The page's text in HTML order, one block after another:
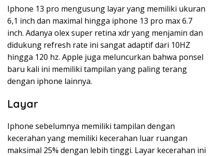
Iphone 13 pro mengusung layar yang memiliki ukuran
6,1 inch dan maximal hingga iphone 13 pro max 6.7
inch. Adanya olex super retina xdr yang menjamin dan
didukung refresh rate ini sangat adaptif dari 10HZ
hingga 120 hz. Apple juga meluncurkan bahwa ponsel
baru kali ini memiliki tampilan yang paling terang
dengan iphone lainnya.
Layar
Iphone sebelumnya memiliki tampilan dengan
kecerahan yang memiliki kecerahan luar ruangan
maksimal 25% dengan lebih tinggi. Layar kecerahan ini